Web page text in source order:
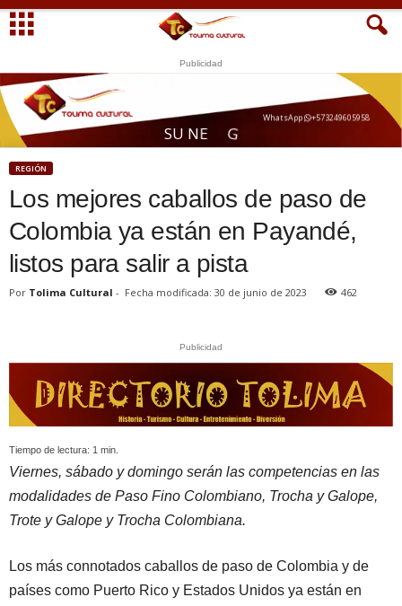
Publicidad
SU NE OC
WhatsApp +573249605958
REGIÓN
Los mejores caballos de paso de
Colombia ya están en Payandé,
listos para salir a pista
Por Tolima Cultural - Fecha modificada: 30 de junio de 2023 462
Publicidad
Tiempo de lectura: 1 min.
Viernes, sábado y domingo serán las competencias en las
modalidades de Paso Fino Colombiano, Trocha y Galope,
Trote y Galope y Trocha Colombiana.
Los más connotados caballos de paso de Colombia y de
países como Puerto Rico y Estados Unidos ya están en